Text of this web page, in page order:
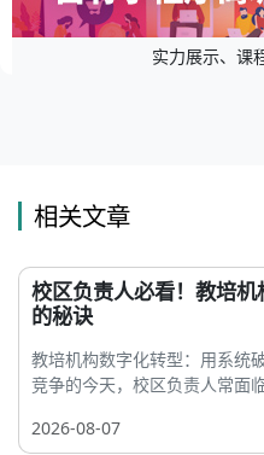
实力展示、课
相关文章
校区负责人必看！教培
的秘诀
教培机构数字化转型：用系统
竞争的今天，校区负责人常面
2026-08-07